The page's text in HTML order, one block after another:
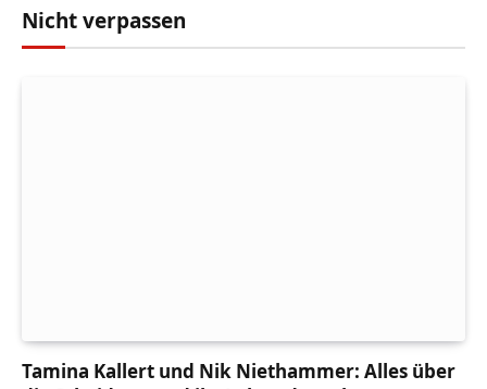
Nicht verpassen
Tamina Kallert und Nik Niethammer: Alles über